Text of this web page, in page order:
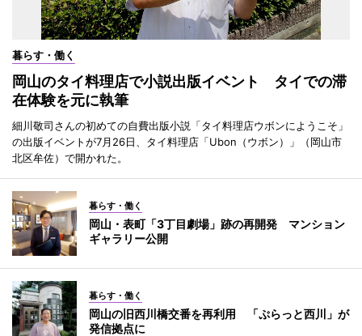
暮らす・働く
岡山のタイ料理店で小説出版イベント タイでの滞
在体験を元に執筆
細川敬司さんの初めての自費出版小説「タイ料理店ウボンにようこそ」
の出版イベントが7月26日、タイ料理店「Ubon（ウボン）」（岡山市
北区牟佐）で開かれた。
暮らす・働く
岡山・表町「3丁目劇場」跡の再開発 マンション
ギャラリー公開
暮らす・働く
岡山の旧西川橋交番を再利用 「ぷらっと西川」が
発信拠点に